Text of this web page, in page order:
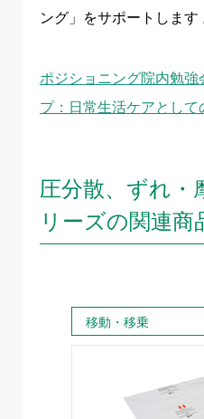
ング」をサポートします
ポジショニング院内勉
プ：日常生活ケアとし
圧分散、ずれ・
リーズの関連商
移動・移乗